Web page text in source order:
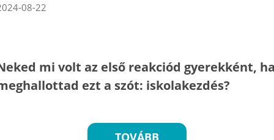
08-22
mi volt az első reakciód gyerekként,
ezt a szót: iskolakezdés?
TOVÁBB